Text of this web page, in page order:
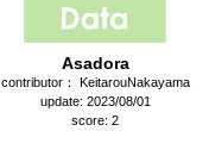
Asadora
contributor： KeitarouNakayama
update: 2023/08/01
score: 2